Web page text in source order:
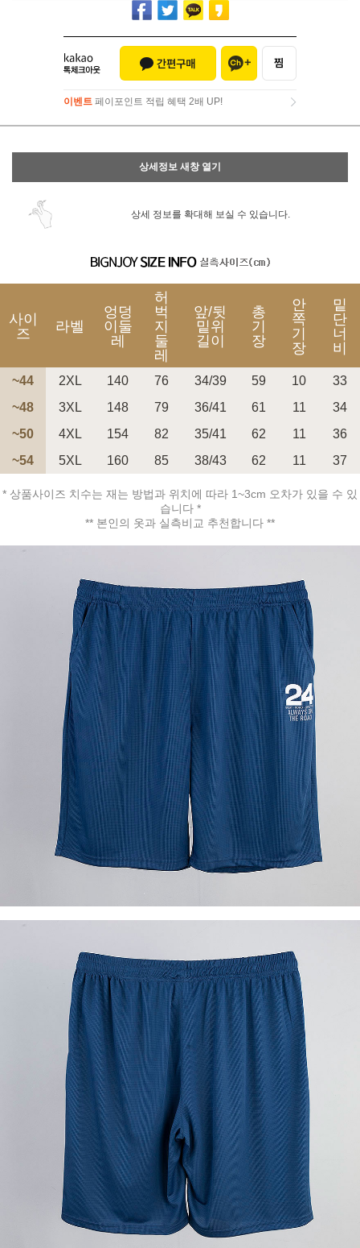
페이포인트 적립 혜택 2배 UP!
이벤트 페이포인트 적립 혜택 2배 UP!
상세정보 새창 열기
상세 정보를 확대해 보실 수 있습니다.
사이
즈
라벨
엉덩
이둘
레
허
벅
지
둘
레
앞/뒷
밑위
길이
총
기
장
안
쪽
기
장
밑
단
너
비
~44 2XL 140 76 34/39 59 10
33
~48
3XL 148 79 36/41 61 11
34
~50
4XL 154 82 35/41 62 11
36
~54
5XL 160 85 38/43 62 11 37
* 상품사이즈 치수는 재는 방법과 위치에 따라 1~3cm 오차가 있을 수 있
습니다 *
** 본인의 옷과 실측비교 추천합니다 **